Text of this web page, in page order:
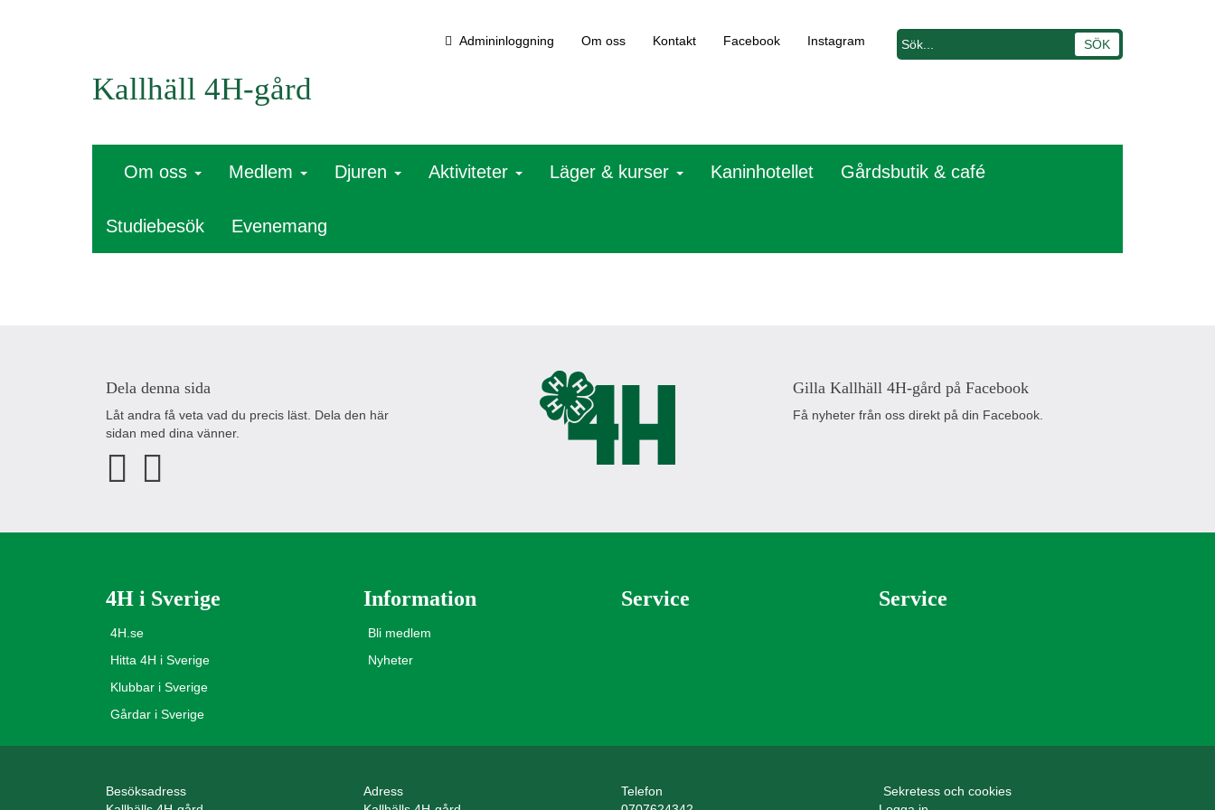
Kallhäll 4H-gård
Admininloggning Om oss Kontakt Facebook Instagram
Om oss Medlem Djuren Aktiviteter Läger & kurser Kaninhotellet Gårdsbutik & café
Studiebesök Evenemang
Dela denna sida
Låt andra få veta vad du precis läst. Dela den här
sidan med dina vänner.
Gilla Kallhäll 4H-gård på Facebook
Få nyheter från oss direkt på din Facebook.
4H i Sverige
4H.se
Hitta 4H i Sverige
Klubbar i Sverige
Gårdar i Sverige
Information
Bli medlem
Nyheter
Service Service
Besöksadress
Adress
Telefon
Sekretess och cookies